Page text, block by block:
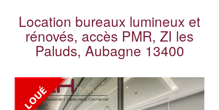
Location bureaux lumineux et
rénovés, accès PMR, ZI les
Paluds, Aubagne 13400